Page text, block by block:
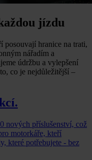
jízdu
posouvají hranice na trati,
nářadím a
údržbu a vylepšení
co je nejdůležitější –
nových příslušenství, což
motorkáře, kteří
které potřebujete - bez